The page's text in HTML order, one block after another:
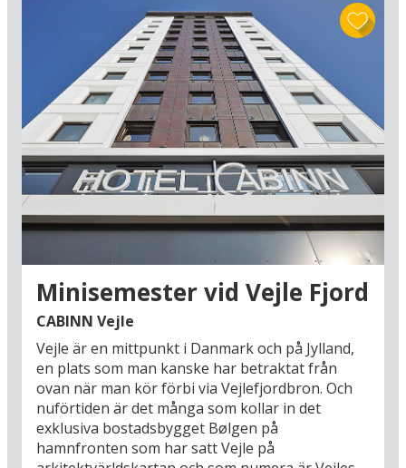
Minisemester vid Vejle Fjord
CABINN Vejle
Vejle är en mittpunkt i Danmark och på Jylland,
en plats som man kanske har betraktat från
ovan när man kör förbi via Vejlefjordbron. Och
nuförtiden är det många som kollar in det
exklusiva bostadsbygget Bølgen på
hamnfronten som har satt Vejle på